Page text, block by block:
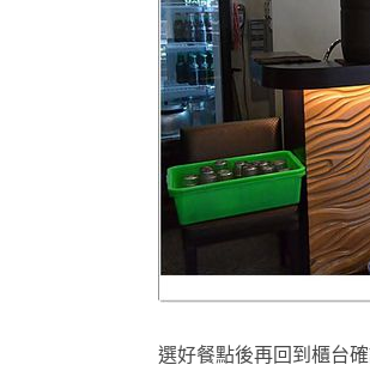
選好餐點後再回到櫃台